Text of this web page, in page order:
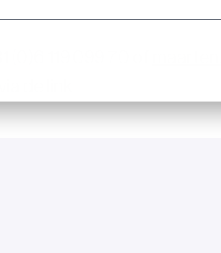
119 099 70 of
de link